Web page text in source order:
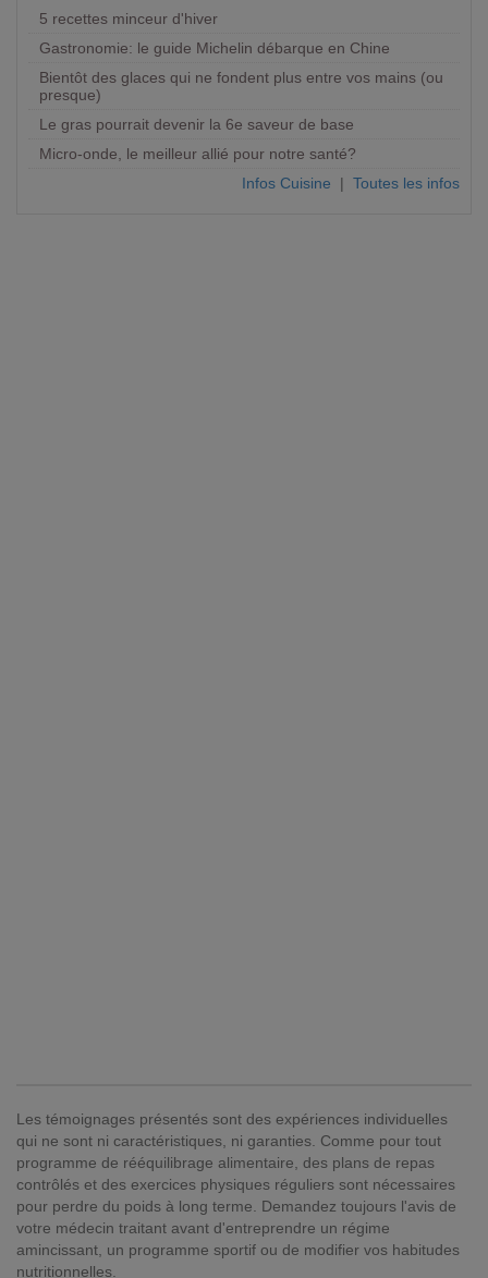
5 recettes minceur d'hiver
Gastronomie: le guide Michelin débarque en Chine
Bientôt des glaces qui ne fondent plus entre vos mains (ou
presque)
Le gras pourrait devenir la 6e saveur de base
Micro-onde, le meilleur allié pour notre santé?
Infos Cuisine | Toutes les infos
Les témoignages présentés sont des expériences individuelles
qui ne sont ni caractéristiques, ni garanties. Comme pour tout
programme de rééquilibrage alimentaire, des plans de repas
contrôlés et des exercices physiques réguliers sont nécessaires
pour perdre du poids à long terme. Demandez toujours l'avis de
votre médecin traitant avant d'entreprendre un régime
amincissant, un programme sportif ou de modifier vos habitudes
nutritionnelles.